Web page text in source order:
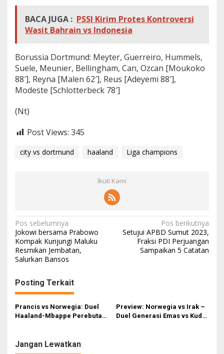
BACA JUGA : PSSI Kirim Protes Kontroversi
Wasit Bahrain vs Indonesia
Borussia Dortmund: Meyter, Guerreiro, Hummels,
Suele, Meunier, Bellingham, Can, Ozcan [Moukoko
88′], Reyna [Malen 62′], Reus [Adeyemi 88′],
Modeste [Schlotterbeck 78′]
(Nt)
Post Views: 345
city vs dortmund haaland Liga champions
Ikuti Kami
N
a
v
g
a
s
p
Pos sebelumnya
Jokowi bersama Prabowo
Kompak Kunjungi Maluku
Resmikan Jembatan,
Salurkan Bansos
Pos berikutnya
Setujui APBD Sumut 2023,
Fraksi PDI Perjuangan
Sampaikan 5 Catatan
Posting Terkait
Prancis vs Norwegia: Duel
Haaland-Mbappe Perebutan
Preview: Norwegia vs Irak –
Duel Generasi Emas vs Kuda
Jangan Lewatkan